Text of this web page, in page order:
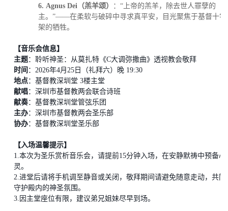
6. Agnus Dei（羔羊颂） ： “上帝的羔羊，除去世人罪孽的
主。 ”——在柔软与破碎中寻求真平安，目光聚焦于基督十字
架的牺牲。
【音乐会信息】
主题：聆听神圣：从莫扎特《C大调弥撒曲》透视教会敬拜
时间 ： 2026年4月25日（礼拜六）晚 19:30
地点：基督教深圳堂 3楼主堂
献唱：深圳市基督教两会联合诗班
献奏：基督教深圳堂管弦乐团
主办：深圳市基督教两会圣乐部
协办：基督教深圳堂圣乐部
【入场温馨提示】
1.本次为圣乐赏析音乐会，请提前15分钟入场，在安静默祷中预备心
灵。
2.进堂后请将手机调至静音或关闭，敬拜期间请避免随意走动，共同
守护殿内的神圣氛围。
3. 因主堂座位有限，建议弟兄姐妹尽早到场。